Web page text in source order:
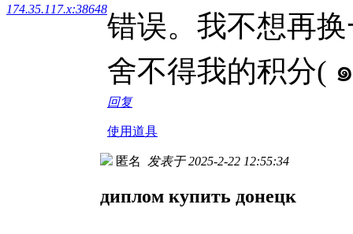
174.35.117.x:38648
错误。我不想再
舍不得我的积分(
回复
使用道具
匿名 发表于 2025-2-22 12:55:34
диплом купить донецк